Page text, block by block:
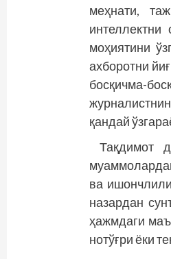
меҳнати,
моҳиятини
ахборотни
босқичма-
қандай
Тақдимот
ва
назардан
ҳажмдаги
нотўғри ёки